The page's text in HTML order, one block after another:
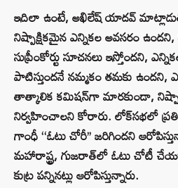
ఇదిలా ఉంటే, అఖిలేష్ యాదవ్
నిష్పాక్షికమైన ఎన్నికల అవసరం ఉందని,
సుప్రీంకోర్టు సూచనలు ఇస్తోందని,
పాటిస్తుందనే నమ్మకం తమకు ఉందని,
తాత్కాలిక కమిషన్‌గా మారకుండా,
నిర్వహించాలని కోరారు. లోక్‌సభలో
గాంధీ ‘‘ఓటు చోరీ’’ జరిగిందని
మహారాష్ట్ర, గుజరాత్‌లో ఓటు చోటీ
కుట్ర పన్నినట్లు ఆరోపిస్తున్నారు.